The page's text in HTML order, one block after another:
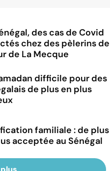
des cas de Covid
chez des pèlerins de
de La Mecque
difficile pour des
de plus en plus
familiale : de plus
acceptée au Sénégal